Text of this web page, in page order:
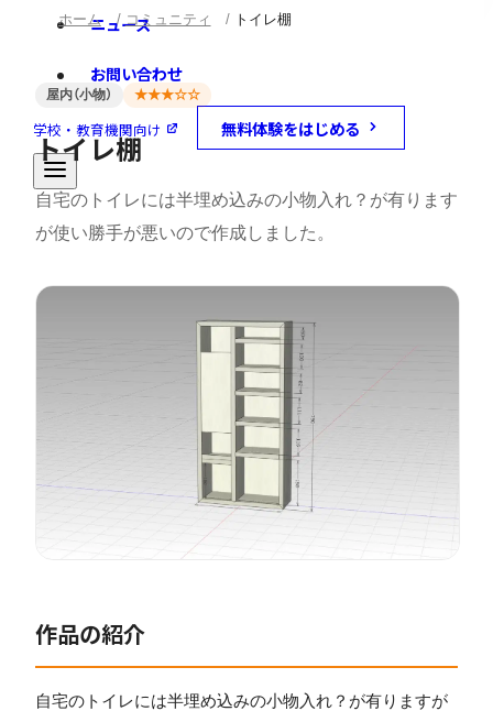
ニュース
お問い合わせ
学校・教育機関向け 無料体験をはじめる
ホーム コミュニティ トイレ棚
屋内（小物） ★★★☆☆
トイレ棚
自宅のトイレには半埋め込みの小物入れ？が有ります
が使い勝手が悪いので作成しました。
作品の紹介
自宅のトイレには半埋め込みの小物入れ？が有りますが